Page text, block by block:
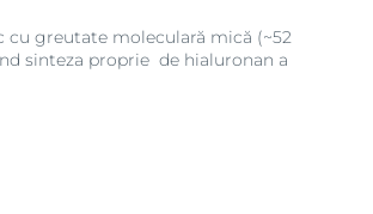
cu greutate moleculară mică (~52
sinteza proprie de hialuronan a